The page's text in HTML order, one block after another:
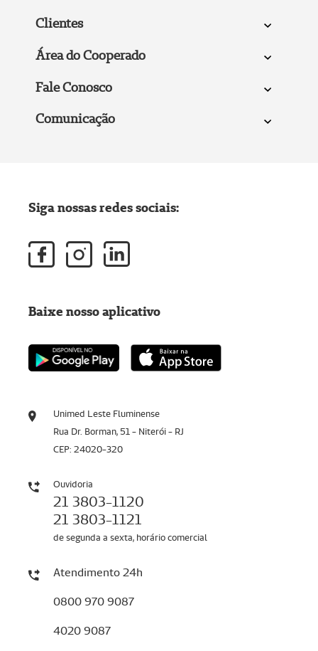
Clientes
Área do Cooperado
Fale Conosco
Comunicação
Unimed Leste Fluminense
Rua Dr. Borman, 51 - Niterói - RJ
CEP: 24020-320
Ouvidoria
21 3803-1120
21 3803-1121
de segunda a sexta, horário comercial
Atendimento 24h
0800 970 9087
4020 9087
Siga nossas redes sociais:
Baixe nosso aplicativo